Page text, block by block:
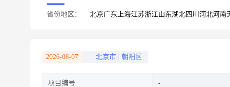
省份地区： 北京广东 上海江苏浙江山东湖北四川 河北河南
2026-08-07 北京市 朝阳区
项目编号